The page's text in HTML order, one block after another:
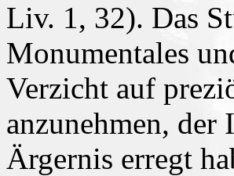
Liv. 1, 32). Das
Monumentales
Verzicht auf
anzunehmen,
Ärgernis erregt